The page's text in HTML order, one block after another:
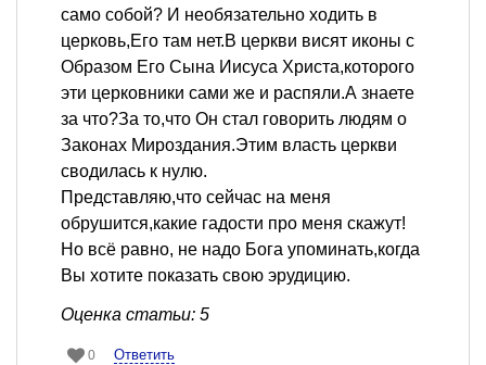
само собой? И необязательно ходить в
церковь,Его там нет.В церкви висят иконы с
Образом Его Сына Иисуса Христа,которого
эти церковники сами же и распяли.А знаете
за что?За то,что Он стал говорить людям о
Законах Мироздания.Этим власть церкви
сводилась к нулю.
Представляю,что сейчас на меня
обрушится,какие гадости про меня скажут!
Но всё равно, не надо Бога упоминать,когда
Вы хотите показать свою эрудицию.
Оценка статьи: 5
0 Ответить